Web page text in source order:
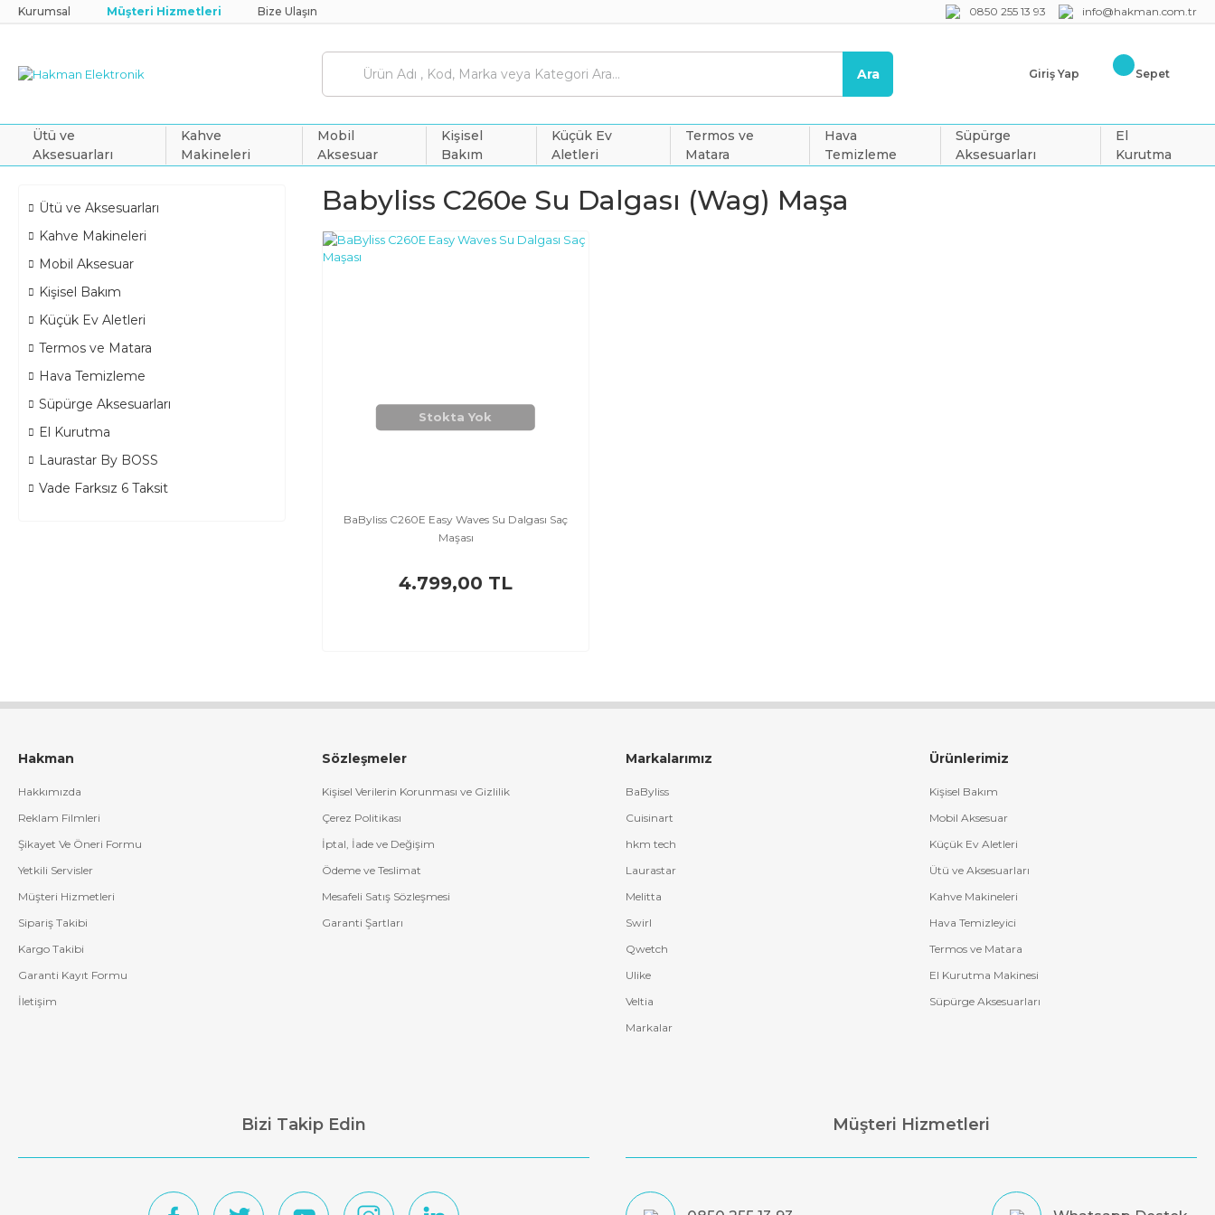
Kurumsal Müşteri Hizmetleri Bize Ulaşın 0850 255 13 93 info@hakman.com.tr
Ara Giriş Yap Sepet
Ütü ve
Aksesuarları
Kahve
Makineleri
Mobil
Aksesuar
Kişisel
Bakım
Küçük Ev
Aletleri
Termos ve
Matara
Hava
Temizleme
Süpürge
Aksesuarları
El
Kurutma
Ütü ve Aksesuarları
Kahve Makineleri
Mobil Aksesuar
Kişisel Bakım
Küçük Ev Aletleri
Termos ve Matara
Hava Temizleme
Süpürge Aksesuarları
El Kurutma
Laurastar By BOSS
Vade Farksız 6 Taksit
Babyliss C260e Su Dalgası (wag) Maşa
Stokta Yok
BaByliss C260E Easy Waves Su Dalgası Saç
Maşası
4.799,00 TL
Hakman
Hakkımızda
Reklam Filmleri
Şikayet Ve Öneri Formu
Yetkili Servisler
Müşteri Hizmetleri
Sipariş Takibi
Kargo Takibi
Garanti Kayıt Formu
İletişim
Sözleşmeler
Kişisel Verilerin Korunması ve Gizlilik
Çerez Politikası
İptal, İade ve Değişim
Ödeme ve Teslimat
Mesafeli Satış Sözleşmesi
Garanti Şartları
Markalarımız
BaByliss
Cuisinart
hkm tech
Laurastar
Melitta
Swirl
Qwetch
Ulike
Veltia
Markalar
Ürünlerimiz
Kişisel Bakım
Mobil Aksesuar
Küçük Ev Aletleri
Ütü ve Aksesuarları
Kahve Makineleri
Hava Temizleyici
Termos ve Matara
El Kurutma Makinesi
Süpürge Aksesuarları
Bizi Takip Edin Müşteri Hizmetleri